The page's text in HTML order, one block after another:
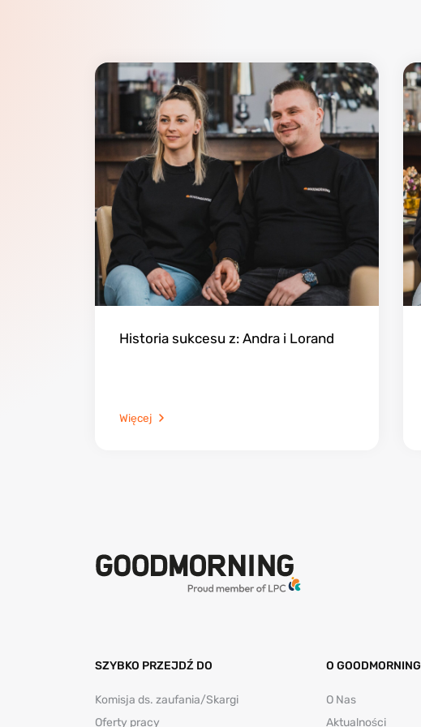
Historia sukcesu z: Andra i Lorand
Więcej
SZYBKO PRZEJDŹ DO
Komisja ds. zaufania/Skargi
Oferty pracy
O GOODMORNING
O Nas
Aktualności